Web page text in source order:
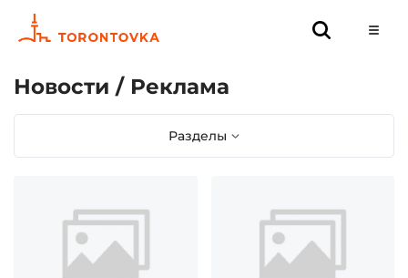
Новости / Реклама
Разделы